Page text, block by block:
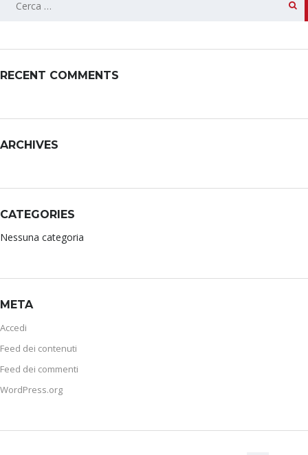
RECENT COMMENTS
ARCHIVES
CATEGORIES
Nessuna categoria
META
Accedi
Feed dei contenuti
Feed dei commenti
WordPress.org